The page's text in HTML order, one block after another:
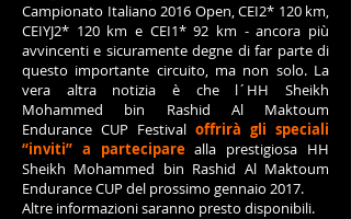
Campionato Italiano 2016 Open, CEI2* 120 km,
CEIYJ2* 120 km e CEI1* 92 km - ancora più
avvincenti e sicuramente degne di far parte di
questo importante circuito, ma non solo. La
vera altra notizia è che l´HH Sheikh
Mohammed bin Rashid Al Maktoum
Endurance CUP Festival offrirà gli speciali
“inviti” a parteciparealla prestigiosa HH
Sheikh Mohammed bin Rashid Al Maktoum
Endurance CUP del prossimo gennaio 2017.
Altre informazioni saranno presto disponibili.